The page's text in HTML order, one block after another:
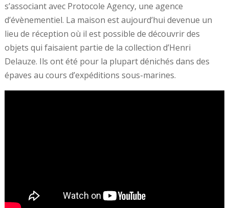
s’associant avec Protocole Agency, une agence
d’évènementiel. La maison est aujourd’hui devenue un
lieu de réception où il est possible de découvrir des
objets qui faisaient partie de la collection d’Henri
Delauze. Ils ont été pour la plupart dénichés dans des
épaves au cours d’expéditions sous-marines.